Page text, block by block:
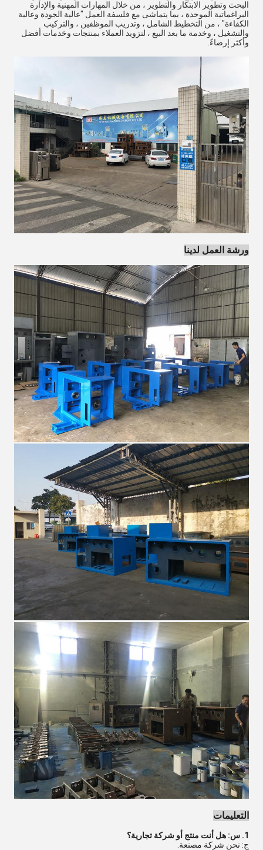
البحث وتطوير الابتكار والتطوير ، من خلال المهارات المهنية والإدارة
البراغماتية الموحدة ، بما يتماشى مع فلسفة العمل "عالية الجودة وعالية
الكفاءة" ، من التخطيط الشامل ، وتدريب الموظفين ، والتركيب
والتشغيل ، وخدمة ما بعد البيع ، لتزويد العملاء بمنتجات وخدمات أفضل
وأكثر إرضاءً.
ورشة العمل لدينا
التعليمات
1. س: هل أنت منتج أو شركة تجارية؟
ج: نحن شركة مصنعة.